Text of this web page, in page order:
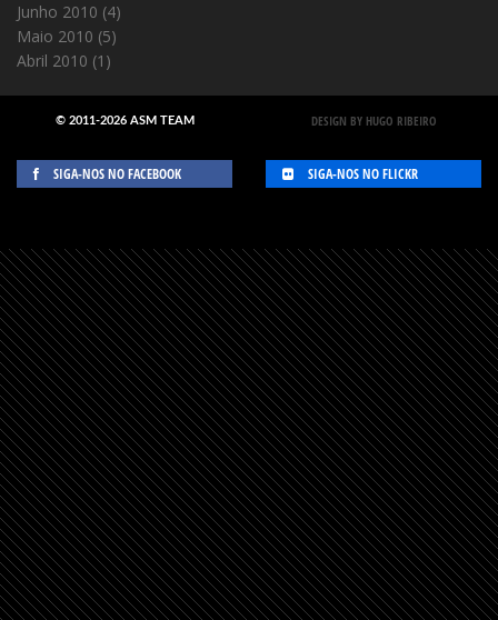
Junho 2010 (4)
Maio 2010 (5)
Abril 2010 (1)
© 2011-2026 ASM TEAM DESIGN BY HUGO RIBEIRO
SIGA-NOS NO FACEBOOK SIGA-NOS NO FLICKR